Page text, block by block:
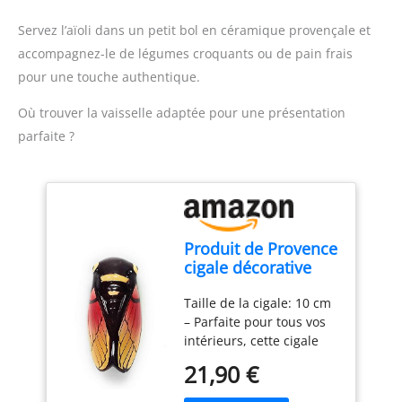
smoothies, pains,
brioches, blancs en
neige, boissons, gâteaux,
desserts glacés, plats
aluminium gris/noir,
équipé d’un moteur
professionnel garanti 30
ans, produit garanti 3
ans BUNDLE EXCLUSIF
UNIQUEMENT SUR
AMAZON: Ce set avec
cocotte compatible Cook
exclusive disponible
uniquement sur Amazon.
Servez l’aïoli dans un petit bol en céramique provençale et
accompagnez-le de légumes croquants ou de pain frais
pour une touche authentique.
Où trouver la vaisselle adaptée pour une présentation
parfaite ?
Produit de Provence
cigale décorative
jaune et rouge en
céramique 10 cm
Taille de la cigale: 10 cm
– Parfaite pour tous vos
intérieurs, cette cigale
mesure 10 centimètres
de haut, apportant une
21,90 €